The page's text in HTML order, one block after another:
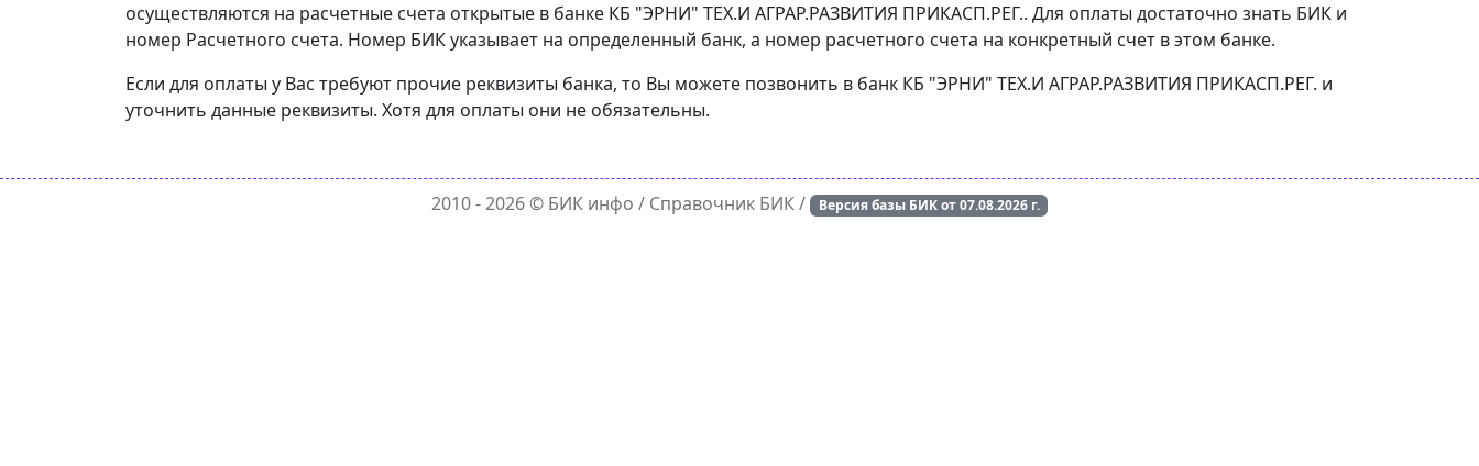
осуществляются на расчетные счета открытые в банке КБ "ЭРНИ" ТЕХ.И АГРАР.РАЗВИТИЯ ПРИКАСП.РЕГ.. Для оплаты достаточно знать БИК и
номер Расчетного счета. Номер БИК указывает на определенный банк, а номер расчетного счета на конкретный счет в этом банке.
Если для оплаты у Вас требуют прочие реквизиты банка, то Вы можете позвонить в банк КБ "ЭРНИ" ТЕХ.И АГРАР.РАЗВИТИЯ ПРИКАСП.РЕГ. и
уточнить данные реквизиты. Хотя для оплаты они не обязательны.
2010 - 2026 © БИК инфо / Справочник БИК / Версия базы БИК от07.08.2026г.